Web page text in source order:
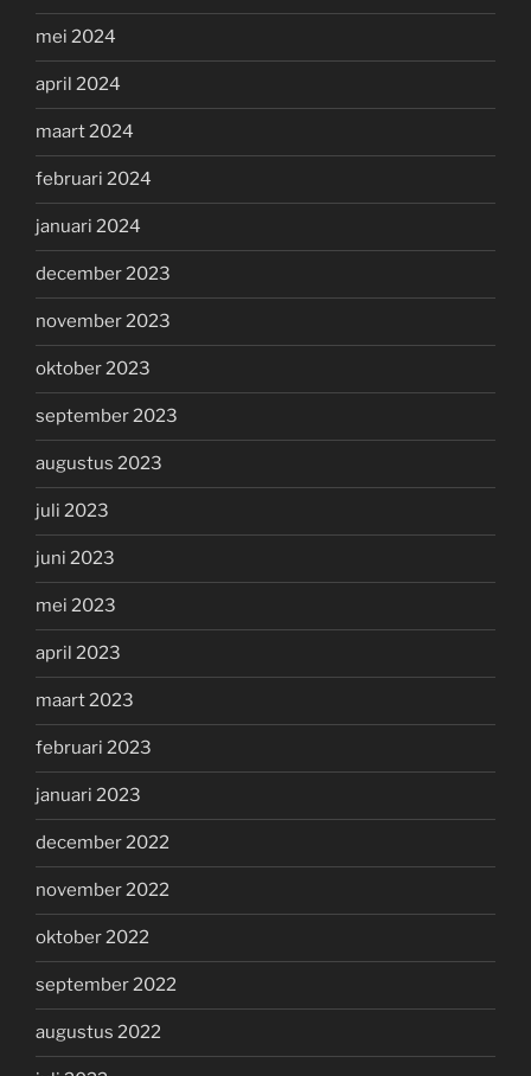
mei 2024
april 2024
maart 2024
februari 2024
januari 2024
december 2023
november 2023
oktober 2023
september 2023
augustus 2023
juli 2023
juni 2023
mei 2023
april 2023
maart 2023
februari 2023
januari 2023
december 2022
november 2022
oktober 2022
september 2022
augustus 2022